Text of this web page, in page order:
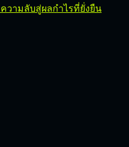
วามลับสู่ผลกำไรที่ยั่งยืน